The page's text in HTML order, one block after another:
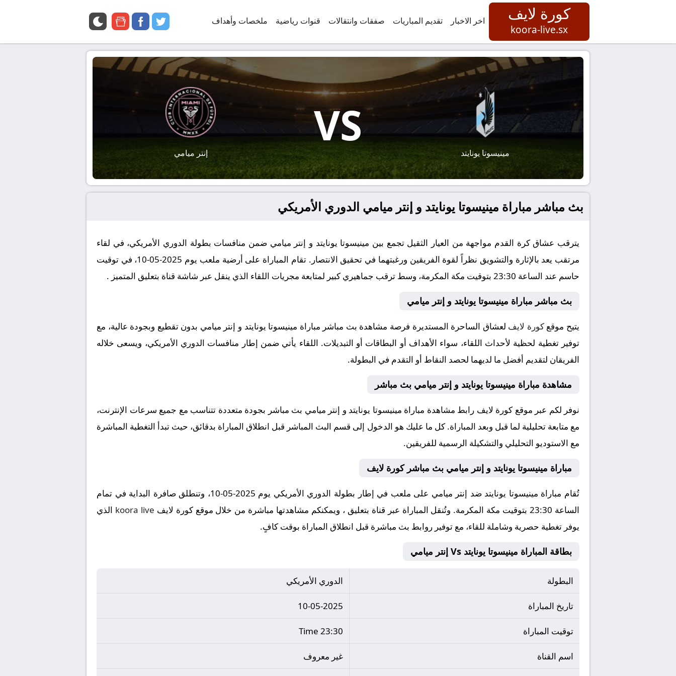
كورة لايف
koora-live.sx
اخر الاخبار تقديم المباريات صفقات وانتقالات قنوات رياضية ملخصات وأهداف twitter
facebook
google
مينيسوتا يونايتد
VS
إنتر ميامي
بث مباشر مباراة مينيسوتا يونايتد و إنتر ميامي الدوري الأمريكي
يترقب عشاق كرة القدم مواجهة من العيار الثقيل تجمع بين مينيسوتا يونايتد و إنتر ميامي ضمن منافسات بطولة الدوري الأمريكي، في لقاء
مرتقب يعد بالإثارة والتشويق نظراً لقوة الفريقين ورغبتهما في تحقيق الانتصار. تقام المباراة على أرضية ملعب يوم 2025-05-10، في توقيت
حاسم عند الساعة 23:30 بتوقيت مكة المكرمة، وسط ترقب جماهيري كبير لمتابعة مجريات اللقاء الذي ينقل عبر شاشة قناة بتعليق المتميز .
بث مباشر مباراة مينيسوتا يونايتد و إنتر ميامي
يتيح موقعكورة لايف لعشاق الساحرة المستديرة فرصة مشاهدة بث مباشر مباراة مينيسوتا يونايتد و إنتر ميامي بدون تقطيع وبجودة عالية، مع
توفير تغطية لحظية لأحداث اللقاء، سواء الأهداف أو البطاقات أو التبديلات. اللقاء يأتي ضمن إطار منافسات الدوري الأمريكي، ويسعى خلاله
الفريقان لتقديم أفضل ما لديهما لحصد النقاط أو التقدم في البطولة.
مشاهدة مباراة مينيسوتا يونايتد و إنتر ميامي بث مباشر
نوفر لكم عبر موقع كورة لايف رابط مشاهدة مباراة مينيسوتا يونايتد و إنتر ميامي بث مباشر بجودة متعددة تتناسب مع جميع سرعات الإنترنت،
مع متابعة تحليلية لما قبل وبعد المباراة. كل ما عليك هو الدخول إلى قسم البث المباشر قبل انطلاق المباراة بدقائق، حيث تبدأ التغطية المباشرة
مع الاستوديو التحليلي والتشكيلة الرسمية للفريقين.
مباراة مينيسوتا يونايتد و إنتر ميامي بث مباشر كورة لايف
تُقام مباراة مينيسوتا يونايتد ضد إنتر ميامي على ملعب في إطار بطولة الدوري الأمريكي يوم 2025-05-10، وتنطلق صافرة البداية في تمام
الساعة 23:30 بتوقيت مكة المكرمة. وتُنقل المباراة عبر قناة بتعليق ، ويمكنكم مشاهدتها مباشرة من خلال موقع كورة لايف
koora live الذي
يوفر تغطية حصرية وشاملة للقاء، مع توفير روابط بث مباشرة قبل انطلاق المباراة بوقت كافٍ.
بطاقة المباراة مينيسوتا يونايتد Vs إنتر ميامي
البطولة الدوري الأمريكي
تاريخ المباراة 10-05-2025
توقيت المباراة 23:30 Time
اسم القناة غير معروف